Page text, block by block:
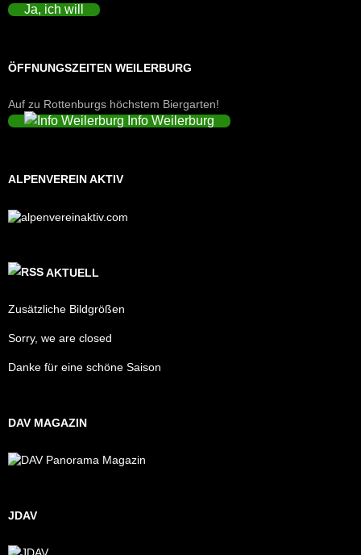
Ja, ich will
ÖFFNUNGSZEITEN WEILERBURG
Auf zu Rottenburgs höchstem Biergarten!
Info Weilerburg
ALPENVEREIN AKTIV
AKTUELL
Zusätzliche Bildgrößen
Sorry, we are closed
Danke für eine schöne Saison
DAV MAGAZIN
JDAV